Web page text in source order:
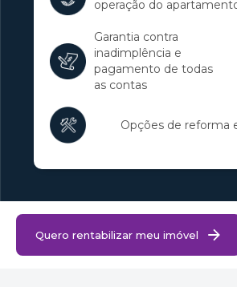
operação do
Garantia contra
inadimplência e
pagamento de todas
as contas
Opções de reforma
Quero rentabilizar meu imóvel